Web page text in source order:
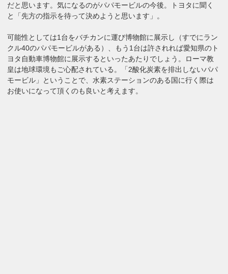
だと思います。気になるのがパパモービルの今後。トヨタに聞く
と「先方の指示を待って決めようと思います」。
可能性としては1台をバチカンに運び博物館に展示し（すでにラン
クル40のパパモービルがある）、もう1台は許されれば愛知県のト
ヨタ自動車博物館に展示するといったあたりでしょう。ローマ教
皇は地球環境もご心配されている。「2酸化炭素を排出しないパパ
モービル」ということで、水素ステーションのある国に行く際は
お使いになって頂くのも良いと考えます。